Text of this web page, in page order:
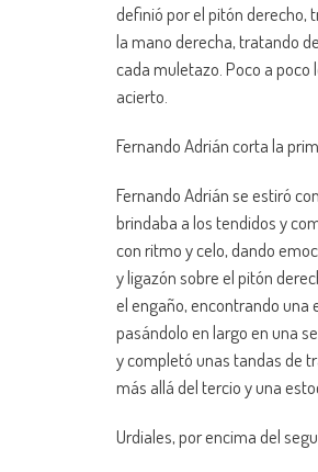
definió por el pitón derecho,
la mano derecha, tratando
cada muletazo. Poco a
acierto.
Fernando Adrián corta la
Fernando Adrián se estiró
brindaba a los tendidos y
con ritmo y celo, dando
y ligazón sobre el pitón
el engaño, encontrando una
pasándolo en largo en una
y completó unas tandas de
más allá del tercio y una
Urdiales, por encima del